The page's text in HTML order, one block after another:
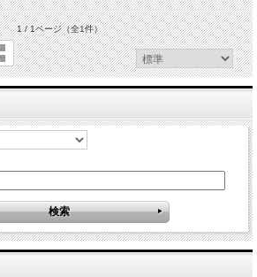
1 / 1ページ（全1件）